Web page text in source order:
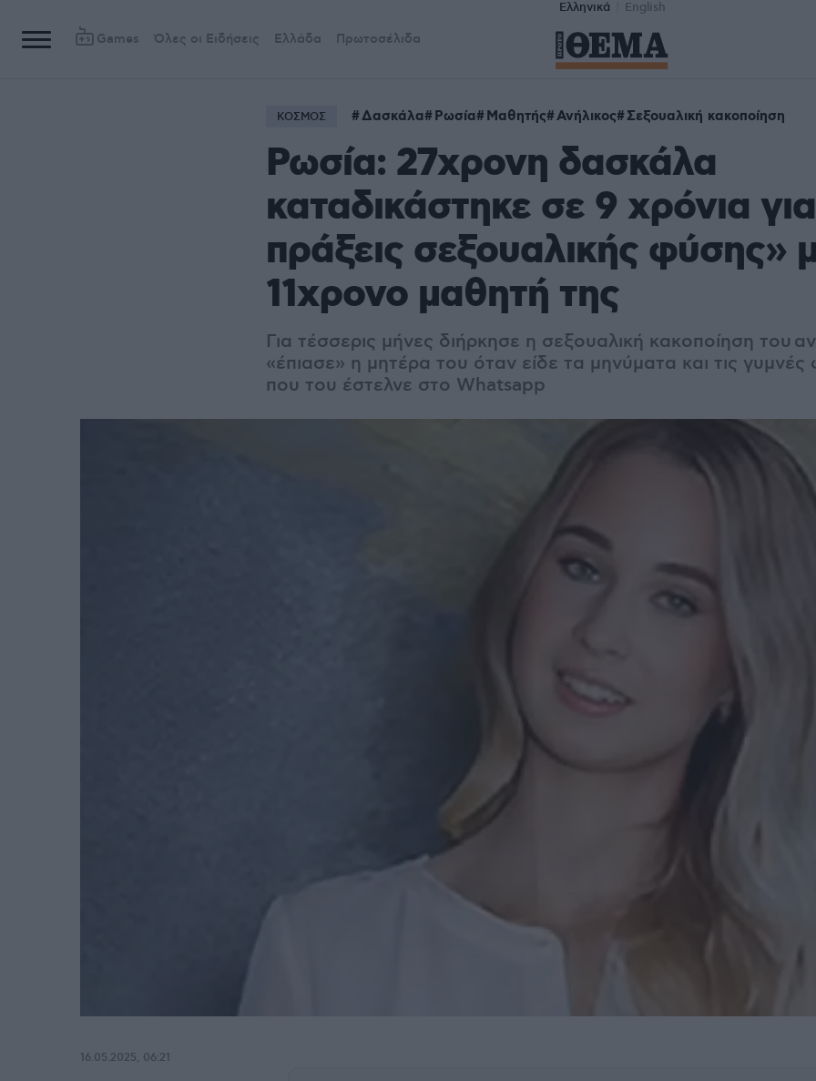
Ελληνικά English
Games Όλες οι Ειδήσεις Ελλάδα Πρωτοσέλιδα
ΚΟΣΜΟΣ Δασκάλα Ρωσία Μαθητής Ανήλικος Σεξουαλική κακοποίηση
Ρωσία: 27χρονη δασκάλα
καταδικάστηκε σε 9 χρόνια
πράξεις σεξουαλικής φύσης»
11χρονο μαθητή της
Για τέσσερις μήνες διήρκησε η σεξουαλική κακοποίηση του
«έπιασε» η μητέρα του όταν είδε τα μηνύματα και τις
που του έστελνε στο Whatsapp
16.05.2025, 06:21